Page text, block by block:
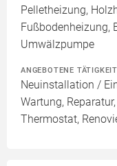
Pelletheizung,
Fußbodenheizung,
Umwälzpumpe
ANGEBOTENE
Neuinstallation /
Wartung,
Thermostat,